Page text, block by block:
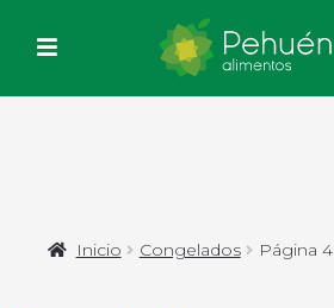
Inicio Congelados Página 4